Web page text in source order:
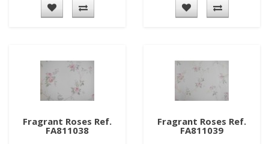
Fragrant Roses Ref.
FA811038
Fragrant Roses Ref.
FA811039